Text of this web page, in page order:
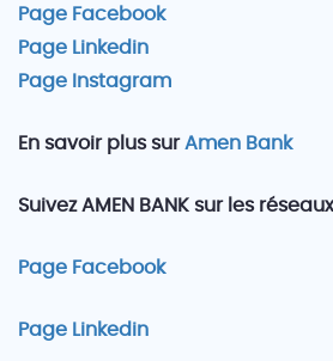
Page Facebook
Page Linkedin
Page Instagram
En savoir plus sur Amen Bank
Suivez AMEN BANK sur les
Page Facebook
Page Linkedin